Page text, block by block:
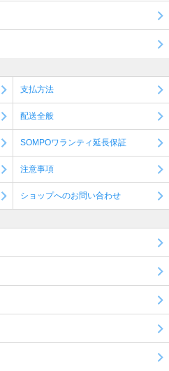
支払方法
配送全般
SOMPOワランティ延長保証
注意事項
ショップへのお問い合わせ